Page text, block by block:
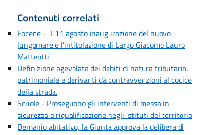
Contenuti correlati
Focene - L'11 agosto inaugurazione del nuovo
lungomare e l’intitolazione di Largo Giacomo Lauro
Matteotti
Definizione agevolata dei debiti di natura tributaria,
patrimoniale e derivanti da contravvenzioni al codice
della strada.
Scuole - Proseguono gli interventi di messa in
sicurezza e riqualificazione negli istituti del territorio
Demanio abitativo, la Giunta approva la delibera di